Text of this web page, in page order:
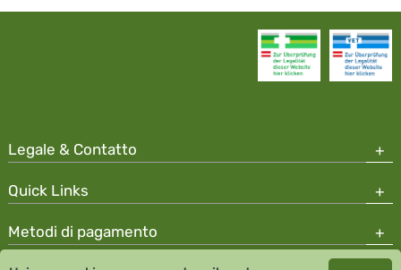
Legale & Contatto
Quick Links
Metodi di pagamento